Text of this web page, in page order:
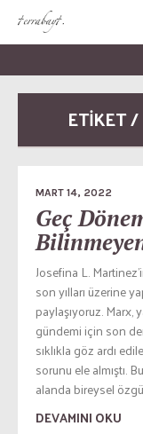
ETİKET
MART 14, 2022
Geç
Josefina L.
son yılları üzerine
paylaşıyoruz. Marx,
gündemi için son
sıklıkla göz ardı
sorunu ele almıştı.
alanda bireysel
DEVAMINI OKU